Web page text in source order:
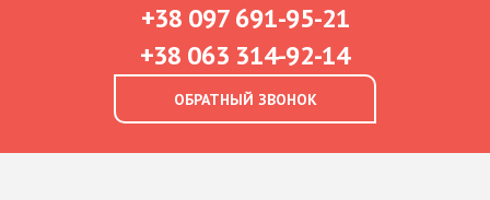
+38 097 691-95-21
+38 063 314-92-14
ОБРАТНЫЙ ЗВОНОК